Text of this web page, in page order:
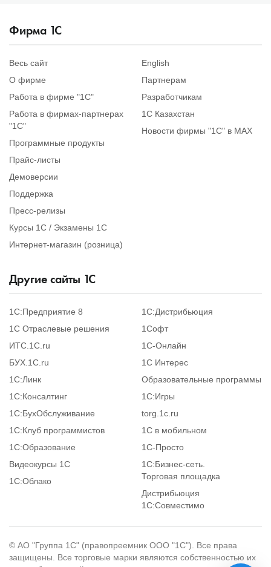
Фирма 1С
Весь сайт
О фирме
Работа в фирме "1С"
Работа в фирмах-партнерах
"1С"
Программные продукты
Прайс-листы
Демоверсии
Поддержка
Пресс-релизы
Курсы 1С / Экзамены 1С
Интернет-магазин (розница)
English
Партнерам
Разработчикам
1С Казахстан
Новости фирмы "1С" в MAX
Другие сайты 1С
1С:Предприятие 8
1С Отраслевые решения
ИТС.1C.ru
БУХ.1С.ru
1С:Линк
1С:Консалтинг
1С:БухОбслуживание
1С:Клуб программистов
1С:Образование
Видеокурсы 1С
1С:Облако
1С:Дистрибьюция
1Софт
1С-Онлайн
1С Интерес
Образовательные программы
1С:Игры
torg.1c.ru
1С в мобильном
1C-Просто
1С:Бизнес-сеть.
Торговая площадка
Дистрибьюция
1С:Совместимо
© АО "Группа 1С" (правопреемник ООО "1С"). Все права
защищены. Все торговые марки являются собственностью их